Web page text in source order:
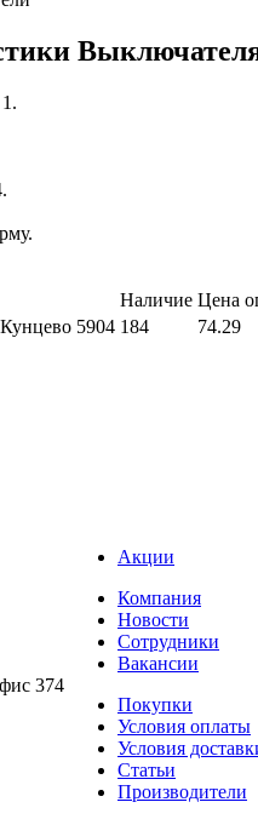
Наличие Цена
5904 184
74.29
374
Акции
Компания
Новости
Сотрудники
Вакансии
Покупки
Условия оплаты
Условия
Статьи
Производители